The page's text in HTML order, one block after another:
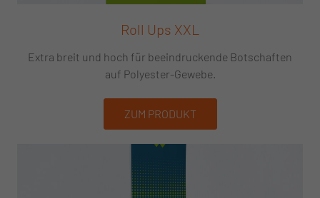
Roll Ups XXL
Extra breit und hoch für beeindruckende Botschaften
auf Polyester-Gewebe.
ZUM PRODUKT